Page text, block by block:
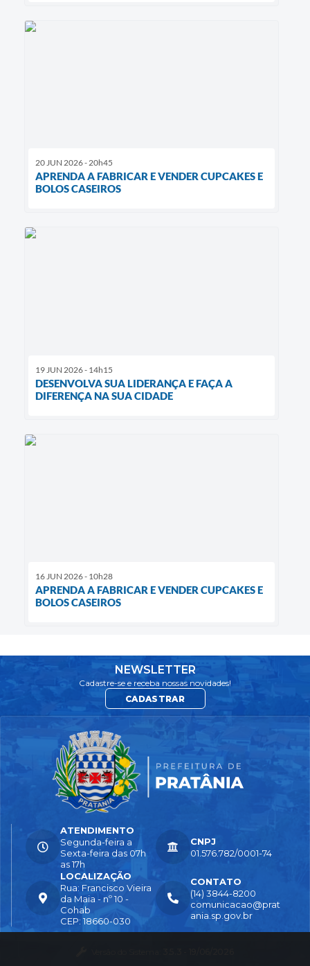
20 JUN 2026 - 20h45
APRENDA A FABRICAR E VENDER CUPCAKES E
BOLOS CASEIROS
19 JUN 2026 - 14h15
DESENVOLVA SUA LIDERANÇA E FAÇA A
DIFERENÇA NA SUA CIDADE
16 JUN 2026 - 10h28
APRENDA A FABRICAR E VENDER CUPCAKES E
BOLOS CASEIROS
NEWSLETTER
Cadastre-se e receba nossas novidades!
CADASTRAR
LOCALIZAÇÃO
Rua: Francisco Vieira
da Maia - nº 10 -
Cohab
CEP: 18660-030
CONTATO
(14) 3844-8200
comunicacao@prat
ania.sp.gov.br
ATENDIMENTO
Segunda-feira a
Sexta-feira das 07h
as 17h
CNPJ
01.576.782/0001-74